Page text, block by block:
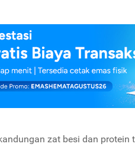
zat besi dan